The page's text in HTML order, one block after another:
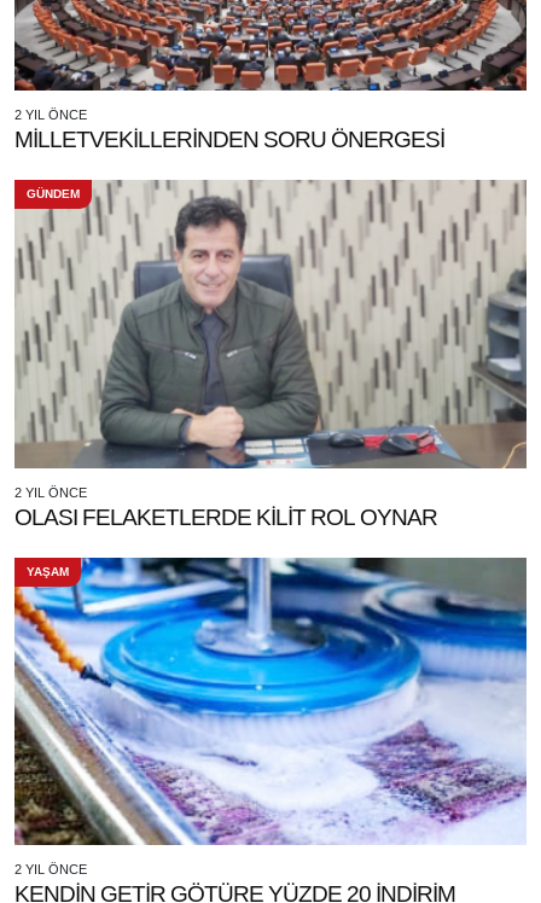
2 YIL ÖNCE
MİLLETVEKİLLERİNDEN SORU ÖNERGESİ
GÜNDEM
2 YIL ÖNCE
OLASI FELAKETLERDE KİLİT ROL OYNAR
YAŞAM
2 YIL ÖNCE
KENDİN GETİR GÖTÜRE YÜZDE 20 İNDİRİM